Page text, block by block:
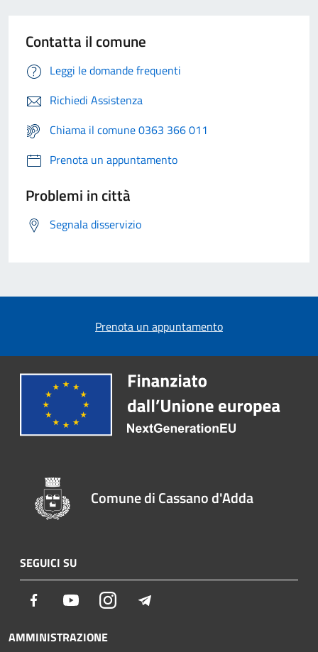
Contatta il comune
Leggi le domande frequenti
Richiedi Assistenza
Chiama il comune 0363 366 011
Prenota un appuntamento
Problemi in città
Segnala disservizio
Prenota un appuntamento
Comune di Cassano d'Adda
SEGUICI SU
Facebook YoutubeInstagram
AMMINISTRAZIONE